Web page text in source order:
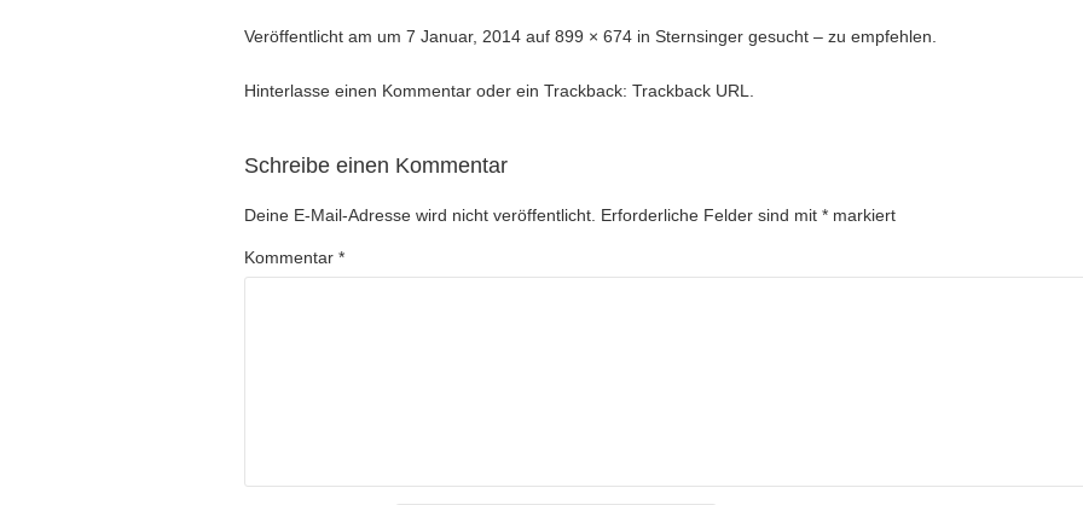
Veröffentlicht am um 7 Januar, 2014 auf 899 × 674 in Sternsinger gesucht – zu empfehlen.
Hinterlasse einen Kommentar oder ein Trackback: Trackback URL
Schreibe einen Kommentar
Deine E-Mail-Adresse wird nicht veröffentlicht. Erforderliche Felder sind mit * markiert
Kommentar *